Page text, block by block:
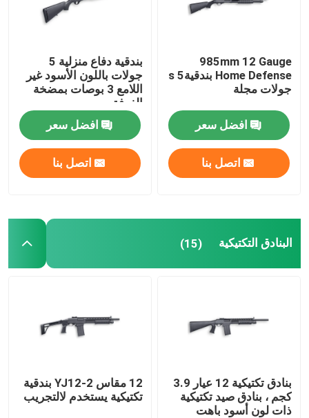
985mm 12 Gauge
Home Defense بندقيةs 5
جولات مجلة
افضل سعر
اتصل بنا
بندقية دفاع منزلية 5
جولات باللون الأسود غير
اللامع 3 بوصات بمضخة
الغرفة
افضل سعر
اتصل بنا
البنادق التكتيكية (15)
بنادق تكتيكية 12 عيار 3.9
كجم ، بنادق صيد تكتيكية
ذات لون أسود باهت
12 مقاس YJ12-2 بندقية
تكتيكية يستخدم لالتجريب